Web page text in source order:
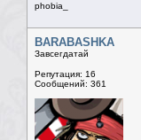
phobia_
BARABASHKA
Завсегдатай
Репутация: 16
Сообщений: 361